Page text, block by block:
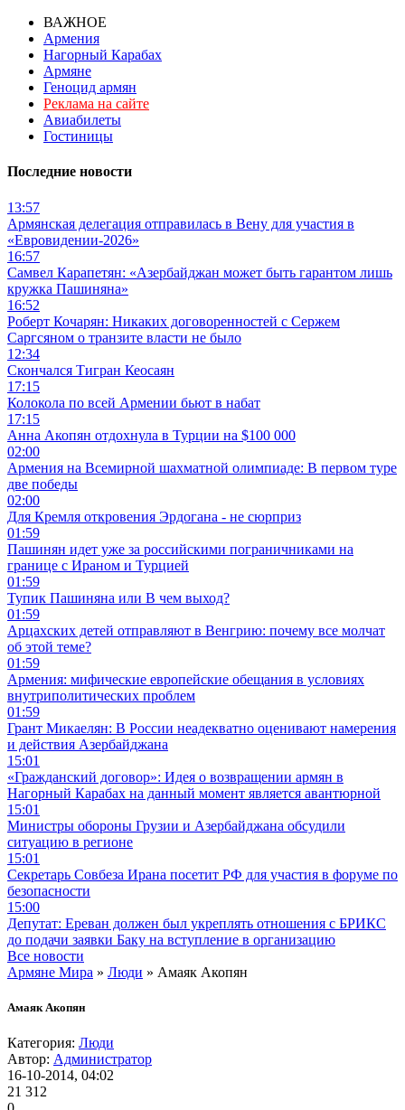
ВАЖНОЕ
Армения
Нагорный Карабах
Армяне
Геноцид армян
Реклама на сайте
Авиабилеты
Гостиницы
Последние новости
13:57
Армянская делегация отправилась в Вену для участия в
«Евровидении-2026»
16:57
Самвел Карапетян: «Азербайджан может быть гарантом лишь
кружка Пашиняна»
16:52
Роберт Кочарян: Никаких договоренностей с Сержем
Саргсяном о транзите власти не было
12:34
Скончался Тигран Кеосаян
17:15
Колокола по всей Армении бьют в набат
17:15
Анна Акопян отдохнула в Турции на $100 000
02:00
Армения на Всемирной шахматной олимпиаде: В первом туре
две победы
02:00
Для Кремля откровения Эрдогана - не сюрприз
01:59
Пашинян идет уже за российскими пограничниками на
границе с Ираном и Турцией
01:59
Тупик Пашиняна или В чем выход?
01:59
Арцахских детей отправляют в Венгрию: почему все молчат
об этой теме?
01:59
Армения: мифические европейские обещания в условиях
внутриполитических проблем
01:59
Грант Микаелян: В России неадекватно оценивают намерения
и действия Азербайджана
15:01
«Гражданский договор»: Идея о возвращении армян в
Нагорный Карабах на данный момент является авантюрной
15:01
Министры обороны Грузии и Азербайджана обсудили
ситуацию в регионе
15:01
Секретарь Совбеза Ирана посетит РФ для участия в форуме по
безопасности
15:00
Депутат: Ереван должен был укреплять отношения с БРИКС
до подачи заявки Баку на вступление в организацию
Все новости
Армяне Мира » Люди » Амаяк Акопян
Амаяк Акопян
Категория: Люди
Автор: Администратор
16-10-2014, 04:02
21 312